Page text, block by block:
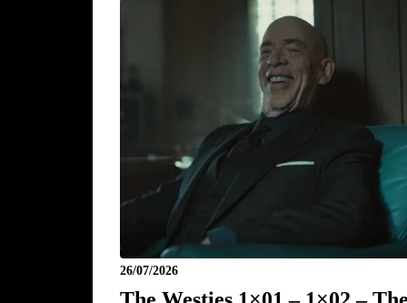
26/07/2026